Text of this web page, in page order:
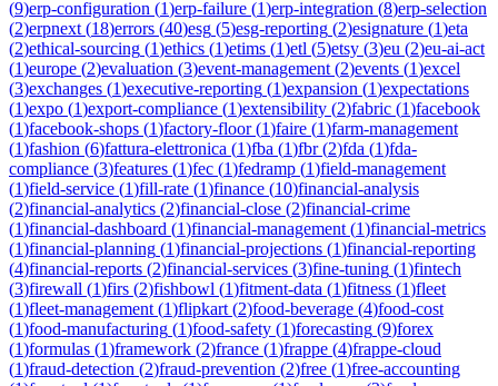
(9)erp-configuration (1)erp-failure (1)erp-integration (8)erp-selection
(2)erpnext (18)errors (40)esg (5)esg-reporting (2)esignature (1)eta
(2)ethical-sourcing (1)ethics (1)etims (1)etl (5)etsy (3)eu (2)eu-ai-act
(1)europe (2)evaluation (3)event-management (2)events (1)excel
(3)exchanges (1)executive-reporting (1)expansion (1)expectations
(1)expo (1)export-compliance (1)extensibility (2)fabric (1)facebook
(1)facebook-shops (1)factory-floor(1)faire (1)farm-management
(1)fashion (6)fattura-elettronica (1)fba (1)fbr(2)fda (1)fda-
compliance (3)features (1)fec (1)fedramp (1)field-management
(1)field-service (1)fill-rate (1)finance (10)financial-analysis
(2)financial-analytics (2)financial-close (2)financial-crime
(1)financial-dashboard (1)financial-management (1)financial-metrics
(1)financial-planning (1)financial-projections (1)financial-reporting
(4)financial-reports (2)financial-services (3)fine-tuning (1)fintech
(3)firewall (1)firs (2)fishbowl (1)fitment-data (1)fitness (1)fleet
(1)fleet-management (1)flipkart (2)food-beverage (4)food-cost
(1)food-manufacturing (1)food-safety (1)forecasting (9)forex
(1)formulas (1)framework (2)france (1)frappe (4)frappe-cloud
(1)fraud-detection (2)fraud-prevention (2)free (1)free-accounting